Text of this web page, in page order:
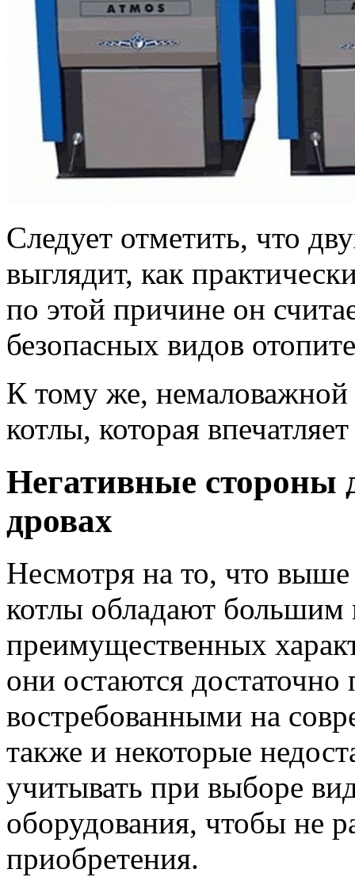
Следует отметить, что
выглядит, как
по этой причине он
безопасных видов
К тому же, немаловажной
котлы, которая
Негативные стороны
дровах
Несмотря на то, что
котлы обладают большим
преимущественных
они остаются
востребованными на
также и некоторые
учитывать при выборе
оборудования, чтобы не
приобретения.